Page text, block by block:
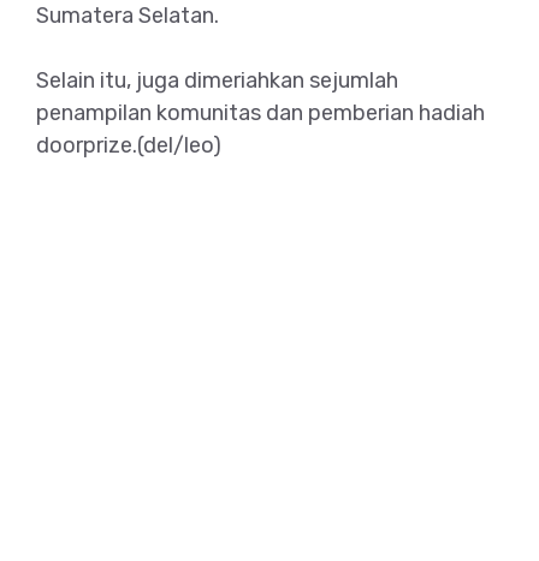
Sumatera Selatan.
Selain itu, juga dimeriahkan sejumlah
penampilan komunitas dan pemberian hadiah
doorprize.(del/leo)